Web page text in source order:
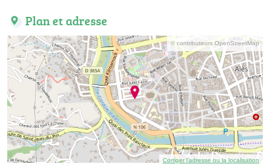
Plan et adresse
© contributeurs OpenStreetMap
Corriger l’adresse ou la localisation